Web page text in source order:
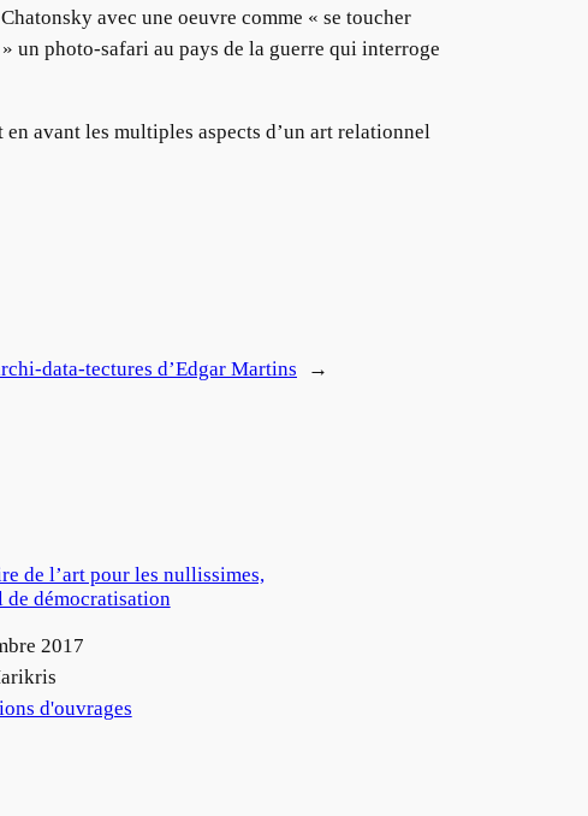
avec une oeuvre comme « se toucher
un photo-safari au pays de la guerre qui interroge
avant les multiples aspects d’un art relationnel
data-tectures d’Edgar Martins →
de l’art pour les nullissimes,
de démocratisation
2017
àd'ouvrages